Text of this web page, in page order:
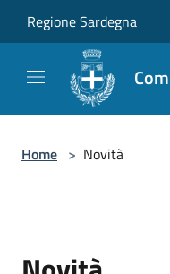
Regione Sardegna
Home > Novità